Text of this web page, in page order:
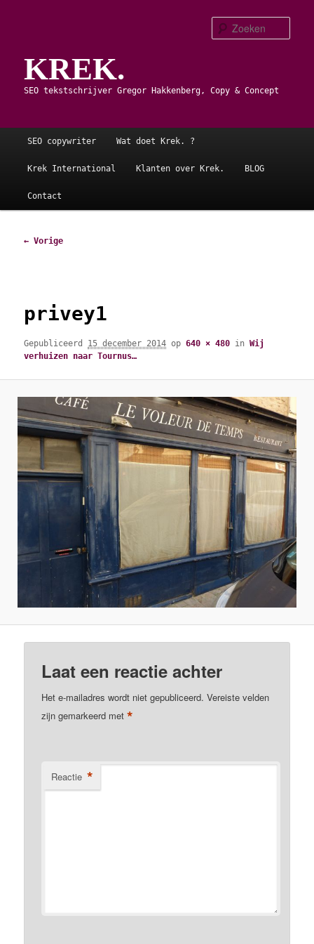
primaire
inhoudKREK.
SEO tekstschrijver Gregor Hakkenberg, Copy & Concept
Hoofdmenu
SEO copywriter Wat doet Krek. ?
Krek International Klanten over Krek. BLOG
Contact
Afbeeldingsnavigatie
← Vorige
privey1
Gepubliceerd 15 december 2014 op640 × 480 inWij
verhuizen naar Tournus…
Laat een reactie achter
Het e-mailadres wordt niet gepubliceerd. Vereiste velden
zijn gemarkeerd met*
Reactie *